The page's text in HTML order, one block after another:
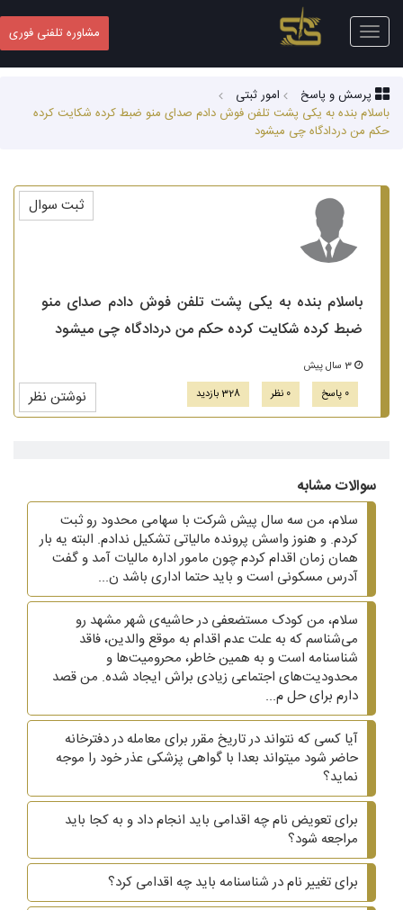
Toggle
navigation
مشاوره تلفنی فوری
پرسش و پاسخ
امور ثبتی
باسلام بنده به یکی پشت تلفن فوش دادم صدای منو ضبط کرده شکایت کرده
حکم من دردادگاه چی میشود
باسلام بنده به یکی پشت تلفن فوش دادم صدای منو
ضبط کرده شکایت کرده حکم من دردادگاه چی میشود
0 پاسخ
0 نظر 328 بازدید نوشتن نظر
ثبت سوال
سوالات مشابه
سلام، من سه سال پیش شرکت با سهامی محدود رو ثبت
کردم. و هنوز واسش پرونده مالیاتی تشکیل ندادم. البته یه بار
همان زمان اقدام کردم چون مامور اداره مالیات آمد و گفت
آدرس مسکونی است و باید حتما اداری باشد ن...
سلام، من کودک مستضعفی در حاشیه‌ی شهر مشهد رو
می‌شناسم که به علت عدم اقدام به موقع والدین، فاقد
شناسنامه است و به همین خاطر، محرومیت‌ها و
محدودیت‌های اجتماعی زیادی براش ایجاد شده. من قصد
دارم برای حل م...
آیا کسی که نتواند در تاریخ مقرر برای معامله در دفترخانه
حاضر شود میتواند بعدا با گواهی پزشکی عذر خود را موجه
نماید؟
برای تعویض نام چه اقدامی باید انجام داد و به کجا باید
مراجعه شود؟
برای تغییر نام در شناسنامه باید چه اقدامی کرد؟